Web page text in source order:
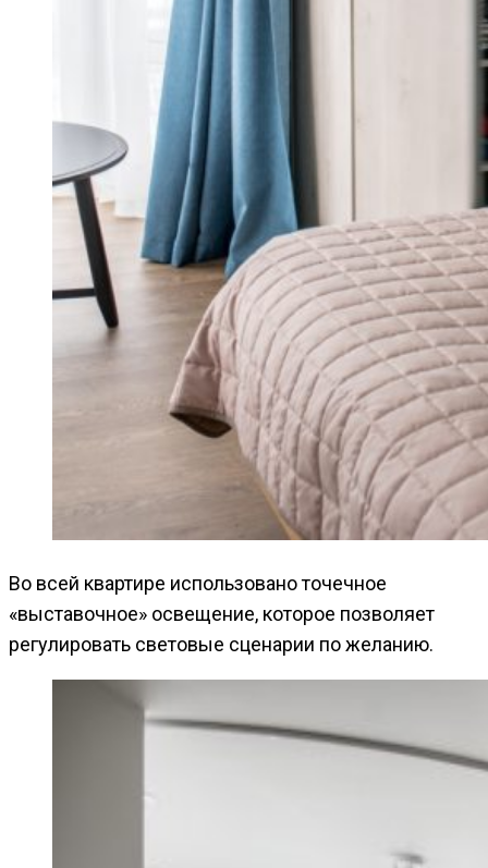
Во всей квартире использовано точечное
«выставочное» освещение, которое позволяет
регулировать световые сценарии по желанию.